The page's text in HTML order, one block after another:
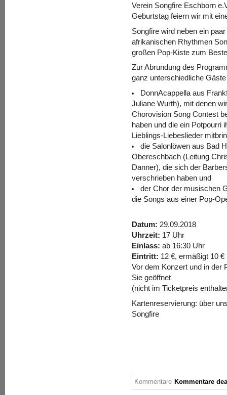
Verein Songfire Eschborn
Geburtstag feiern wir mit
Songfire wird neben ein paar
afrikanischen Rhythmen
großen Pop-Kiste zum
Zur Abrundung des
ganz unterschiedliche
DonnAcappella aus
Juliane Wurth), mit denen
Chorovision Song Contest
haben und die ein Potpourri
Lieblings-Liebeslieder
die Salonlöwen aus Bad
Obereschbach (Leitung
Danner), die sich der
verschrieben haben und
der Chor der musischen
die Songs aus einer Pop-
Datum: 29.09.2018
Uhrzeit: 17 Uhr
Einlass: ab 16:30 Uhr
Eintritt: 12 €, ermäßigt 10 €
Vor dem Konzert und in der
Sie geöffnet
(nicht im Ticketpreis
Kartenreservierung: über
Songfire
Kommentare Kommentare